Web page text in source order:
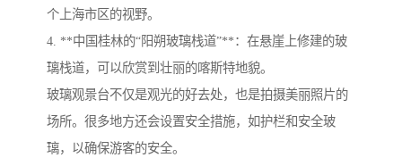
个上海市区的视野。
4. **中国桂林的“阳朔玻璃栈道”**：在悬崖上修建的玻
璃栈道，可以欣赏到壮丽的喀斯特地貌。
玻璃观景台不仅是观光的好去处，也是拍摄美丽照片的
场所。很多地方还会设置安全措施，如护栏和安全玻
璃，以确保游客的安全。